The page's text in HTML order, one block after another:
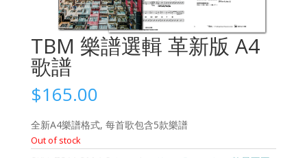
TBM 樂譜選輯 革新版 A4
歌譜
$165.00
全新A4樂譜格式, 每首歌包含5款樂譜
Out of stock